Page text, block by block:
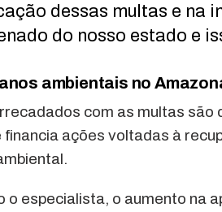
dessas multas e na
do nosso estado e
ambientais no
com as multas são
financia ações voltadas à
o especialista, o aumento na